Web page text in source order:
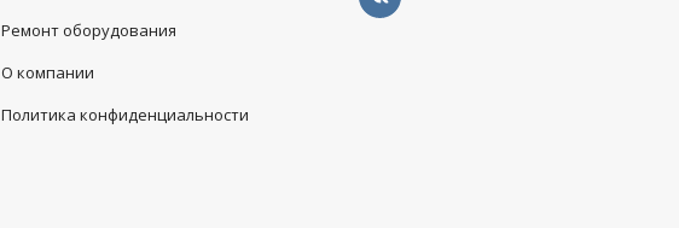
Ремонт оборудования
О компании
Политика конфиденциальности